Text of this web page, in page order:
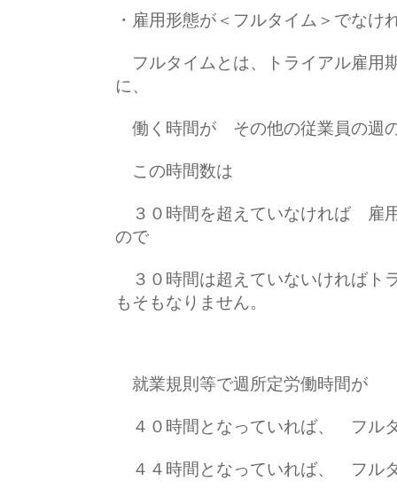
・雇用形態が＜フルタイム＞でなけ
フルタイムとは、トライアル雇用
に、
働く時間が その他の従業員の週
この時間数は
３０時間を超えていなければ 雇
ので
３０時間は超えていないければト
もそもなりません。
就業規則等で週所定労働時間が
４０時間となっていれば、 フル
４４時間となっていれば、 フル